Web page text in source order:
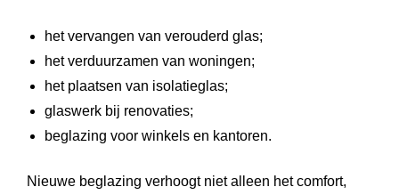
het vervangen van verouderd glas;
het verduurzamen van woningen;
het plaatsen van isolatieglas;
glaswerk bij renovaties;
beglazing voor winkels en kantoren.
Nieuwe beglazing verhoogt niet alleen het comfort,